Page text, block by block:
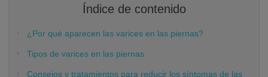
Índice de contenido
¿Por qué aparecen las varices en las piernas?
Tipos de varices en las piernas
Consejos y tratamientos para reducir los síntomas de las